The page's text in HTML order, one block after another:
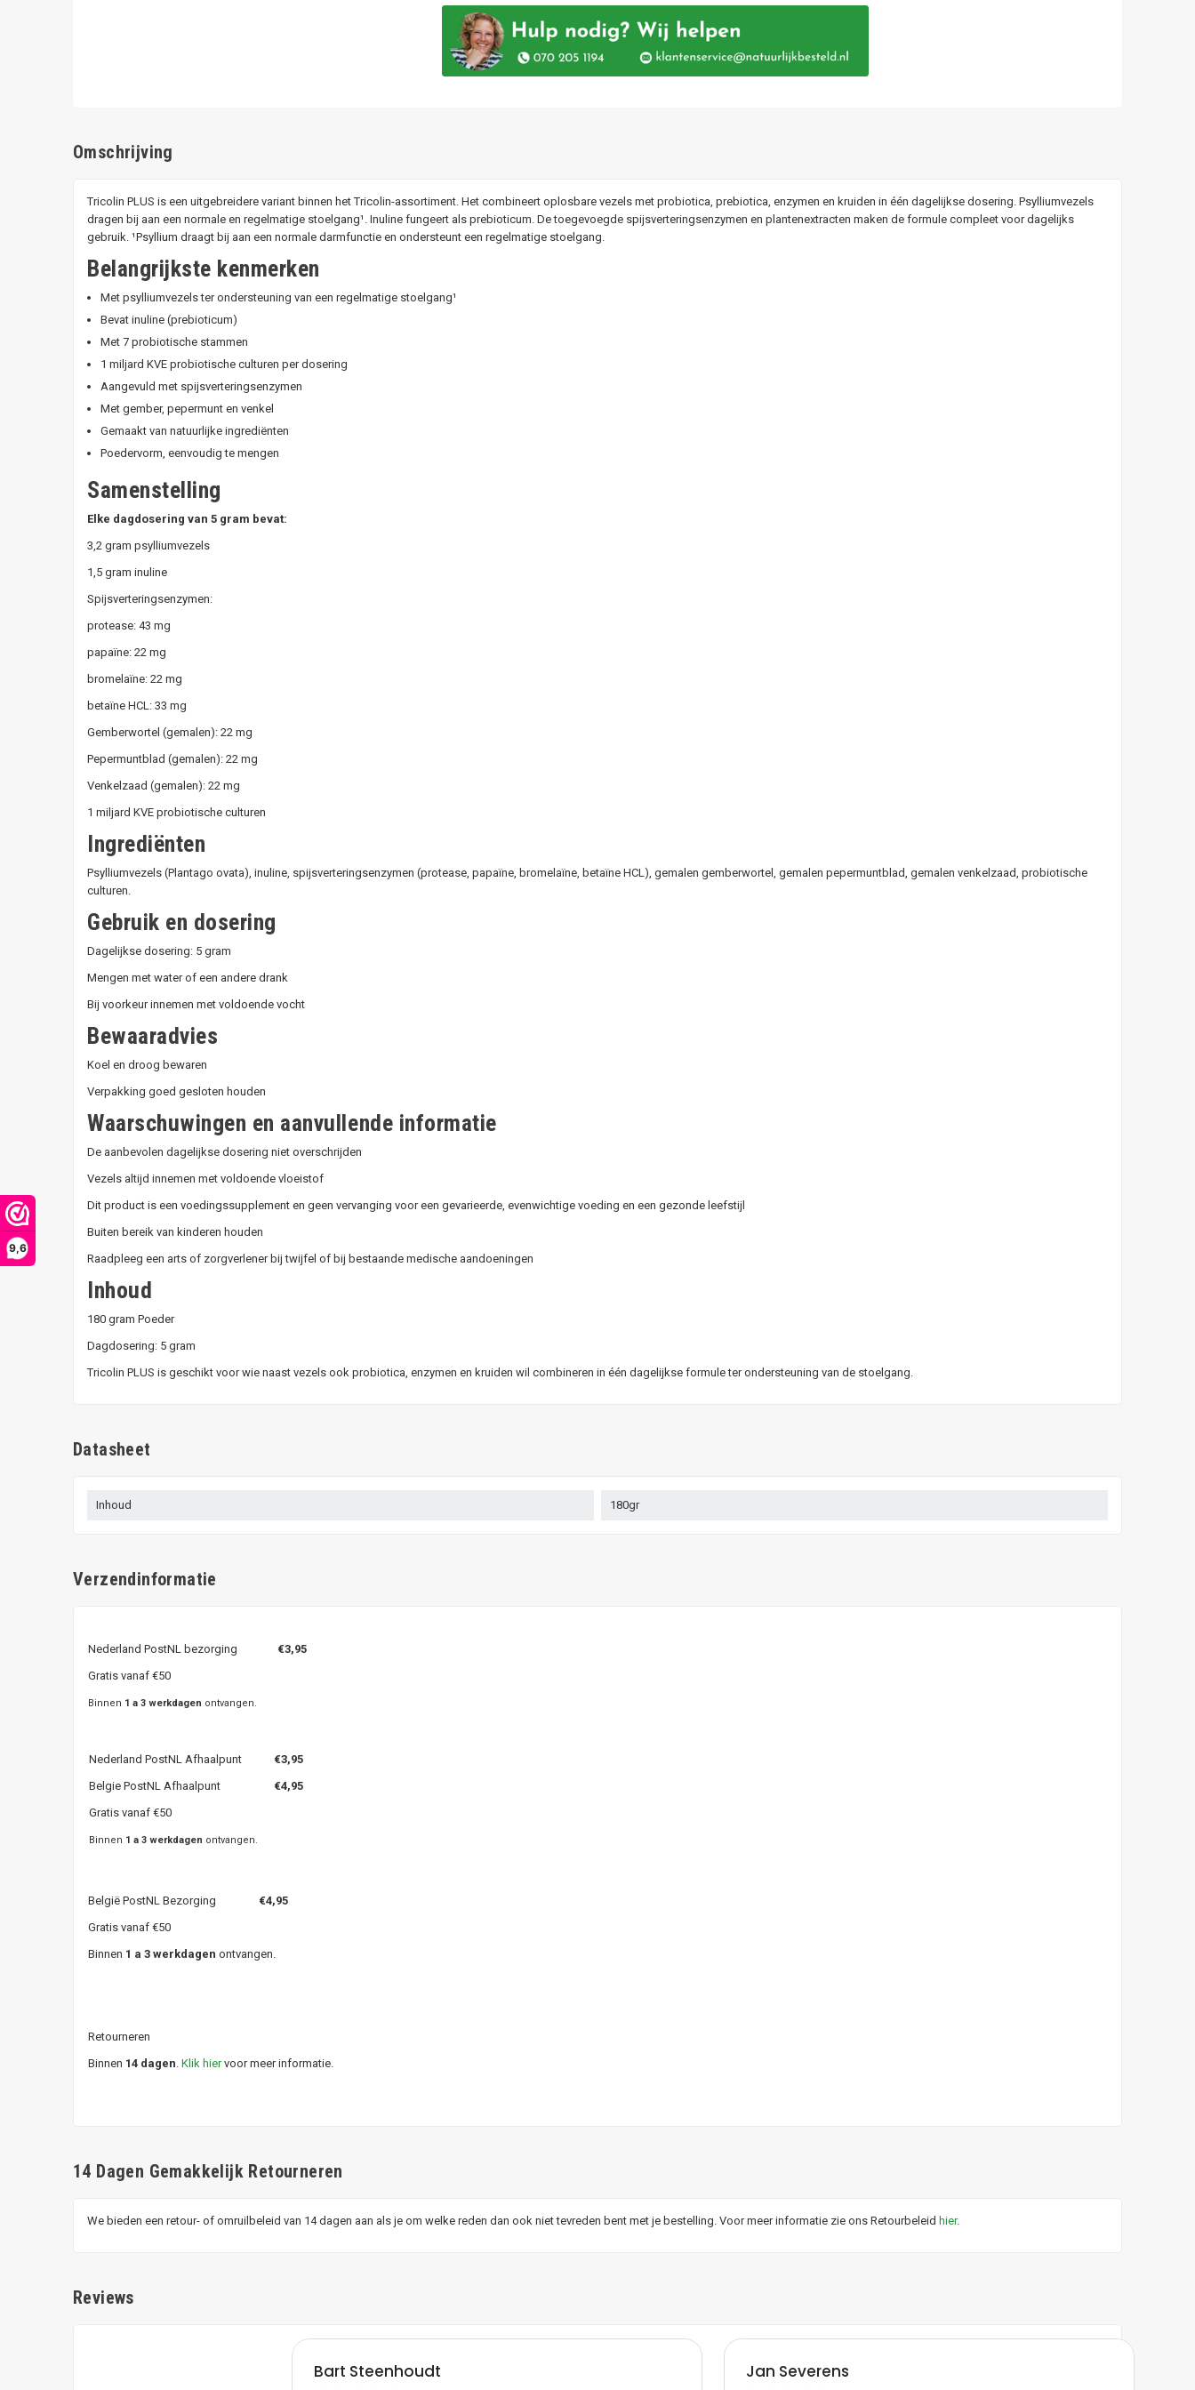
9,6
Omschrijving
Tricolin PLUS is een uitgebreidere variant binnen het Tricolin-assortiment. Het combineert oplosbare vezels met probiotica, prebiotica, enzymen en kruiden in één dagelijkse dosering. Psylliumvezels
dragen bij aan een normale en regelmatige stoelgang¹. Inuline fungeert als prebioticum. De toegevoegde spijsverteringsenzymen en plantenextracten maken de formule compleet voor dagelijks
gebruik. ¹Psyllium draagt bij aan een normale darmfunctie en ondersteunt een regelmatige stoelgang.
Belangrijkste kenmerken
Met psylliumvezels ter ondersteuning van een regelmatige stoelgang¹
Bevat inuline (prebioticum)
Met 7 probiotische stammen
1 miljard KVE probiotische culturen per dosering
Aangevuld met spijsverteringsenzymen
Met gember, pepermunt en venkel
Gemaakt van natuurlijke ingrediënten
Poedervorm, eenvoudig te mengen
Samenstelling
Elke dagdosering van 5 gram bevat:
3,2 gram psylliumvezels
1,5 gram inuline
Spijsverteringsenzymen:
protease: 43 mg
papaïne: 22 mg
bromelaïne: 22 mg
betaïne HCL: 33 mg
Gemberwortel (gemalen): 22 mg
Pepermuntblad (gemalen): 22 mg
Venkelzaad (gemalen): 22 mg
1 miljard KVE probiotische culturen
Ingrediënten
Psylliumvezels (Plantago ovata), inuline, spijsverteringsenzymen (protease, papaïne, bromelaïne, betaïne HCL), gemalen gemberwortel, gemalen pepermuntblad, gemalen venkelzaad, probiotische
culturen.
Gebruik en dosering
Dagelijkse dosering: 5 gram
Mengen met water of een andere drank
Bij voorkeur innemen met voldoende vocht
Bewaaradvies
Koel en droog bewaren
Verpakking goed gesloten houden
Waarschuwingen en aanvullende informatie
De aanbevolen dagelijkse dosering niet overschrijden
Vezels altijd innemen met voldoende vloeistof
Dit product is een voedingssupplement en geen vervanging voor een gevarieerde, evenwichtige voeding en een gezonde leefstijl
Buiten bereik van kinderen houden
Raadpleeg een arts of zorgverlener bij twijfel of bij bestaande medische aandoeningen
Inhoud
180 gram Poeder
Dagdosering: 5 gram
Tricolin PLUS is geschikt voor wie naast vezels ook probiotica, enzymen en kruiden wil combineren in één dagelijkse formule ter ondersteuning van de stoelgang.
Datasheet
Inhoud 180gr
Verzendinformatie
Nederland PostNL bezorging €3,95
Gratis vanaf €50
Binnen 1 a 3 werkdagen ontvangen.
Nederland PostNL Afhaalpunt €3,95
Belgie PostNL Afhaalpunt
€4,95
Gratis vanaf €50
Binnen 1 a 3 werkdagen ontvangen.
België PostNL Bezorging €4,95
Gratis vanaf €50
Binnen 1 a 3 werkdagen ontvangen.
Retourneren
Binnen 14 dagen. Klik hiervoor meer informatie.
14 Dagen Gemakkelijk Retourneren
We bieden een retour- of omruilbeleid van 14 dagen aan als je om welke reden dan ook niet tevreden bent met je bestelling. Voor meer informatie zie ons Retourbeleid hier.
Reviews